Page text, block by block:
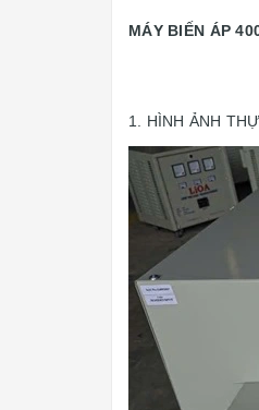
MÁY BIẾN ÁP
1. HÌNH ẢNH